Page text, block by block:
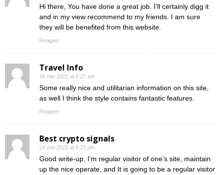
Hi there, You have done a great job. I’ll certainly digg it
and in my view recommend to my friends. I am sure
they will be benefited from this website.
Reageer
Travel Info
16 mei 2022 at 6:27 am
Some really nice and utilitarian information on this site,
as well I think the style contains fantastic features.
Reageer
Best crypto signals
24 mei 2022 at 6:23 pm
Good write-up, I’m regular visitor of one’s site, maintain
up the nice operate, and It is going to be a regular visitor